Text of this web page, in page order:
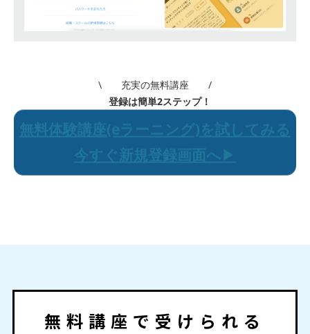
\ 充実の無料講座 /
登録は簡単2ステップ！
無料体験講座(eラーニング)を試してみる
今すぐ新規登録画面へ ▶︎
無料講座で受けられる